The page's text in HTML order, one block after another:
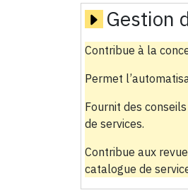
Gestion
Contribue à la
Permet
Fournit des
de services.
Contribue aux
catalogue de